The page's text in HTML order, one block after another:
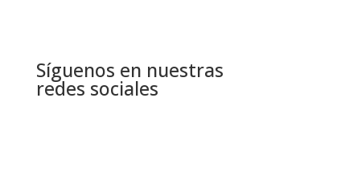
Síguenos en nuestras
redes sociales